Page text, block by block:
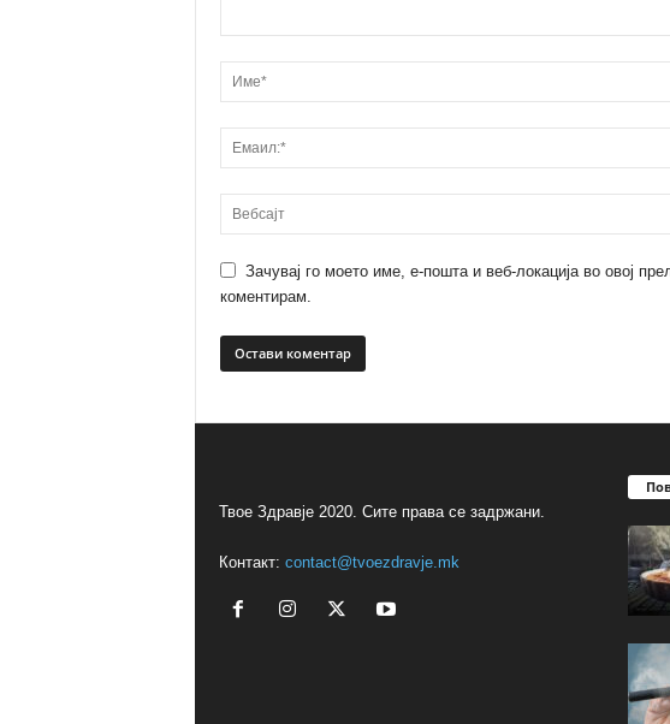
Зачувај го моето име, е-пошта и веб-локација во овој
коментирам.
Твое Здравје 2020. Сите права се задржани.
Контакт: contact@tvoezdravje.mk